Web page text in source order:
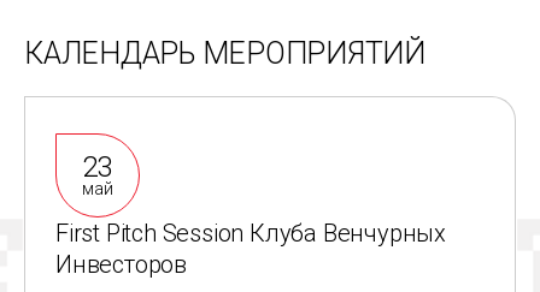
КАЛЕНДАРЬ МЕРОПРИЯТИЙ
23
май
First Pitch Session Клуба Венчурных
Инвесторов